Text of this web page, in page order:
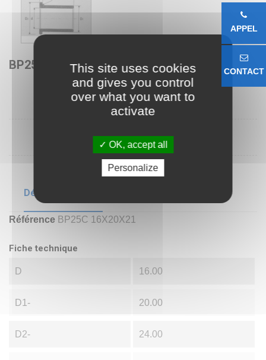
BP25C 16X20X20
Détails du produit
Référence BP25C 16X20X21
Fiche technique
D 16.00
D1- 20.00
D2- 24.00
APPEL
CONTACT
This site uses cookies
and gives you control
over what you want to
activate
OK, accept all
Personalize